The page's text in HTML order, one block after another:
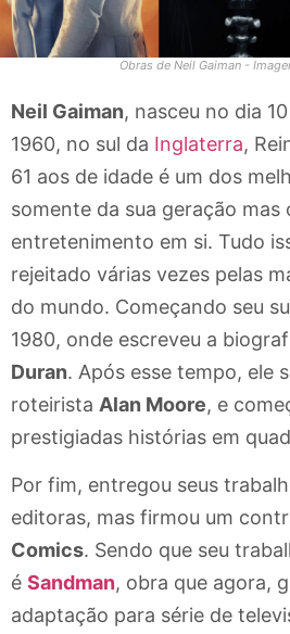
Obras de Neil Gaiman -
Neil Gaiman, nasceu no dia
1960, no sul da Inglaterra,
61 aos de idade é um dos
somente da sua geração
entretenimento em si. Tudo
rejeitado várias vezes pelas
do mundo. Começando seu
1980, onde escreveu a
Duran. Após esse tempo, ele
roteirista Alan Moore, e
prestigiadas histórias em
Por fim, entregou seus
editoras, mas firmou um
Comics. Sendo que seu
é Sandman, obra que agora,
adaptação para série de